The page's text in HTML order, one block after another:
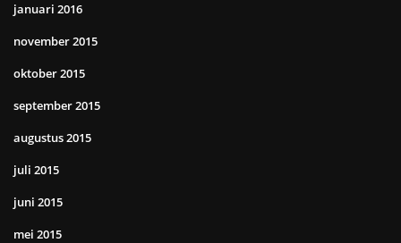
januari 2016
november 2015
oktober 2015
september 2015
augustus 2015
juli 2015
juni 2015
mei 2015